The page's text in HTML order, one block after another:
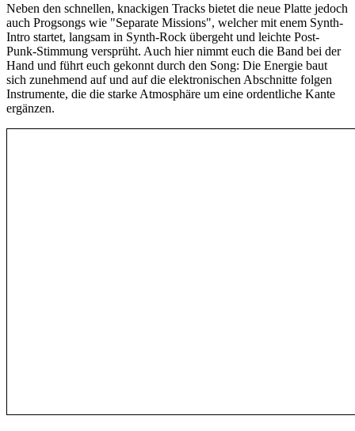
Neben den schnellen, knackigen Tracks bietet die neue Platte jedoch
auch Progsongs wie "Separate Missions", welcher mit enem Synth-
Intro startet, langsam in Synth-Rock übergeht und leichte Post-
Punk-Stimmung versprüht. Auch hier nimmt euch die Band bei der
Hand und führt euch gekonnt durch den Song: Die Energie baut
sich zunehmend auf und auf die elektronischen Abschnitte folgen
Instrumente, die die starke Atmosphäre um eine ordentliche Kante
ergänzen.